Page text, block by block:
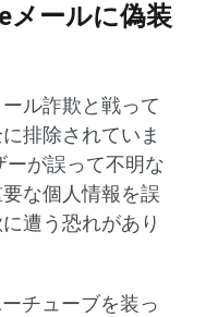
メールに偽装
ル詐欺と戦って
排除されていま
が誤って不明な
な個人情報を誤
遭う恐れがあり
チューブを装っ